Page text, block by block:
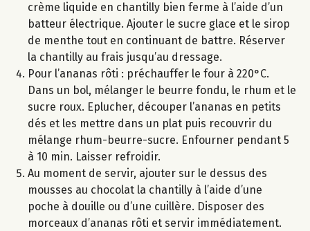
crème liquide en chantilly bien ferme à l’aide d’un
batteur électrique. Ajouter le sucre glace et le sirop
de menthe tout en continuant de battre. Réserver
la chantilly au frais jusqu’au dressage.
Pour l’ananas rôti : préchauffer le four à 220°C.
Dans un bol, mélanger le beurre fondu, le rhum et le
sucre roux. Eplucher, découper l’ananas en petits
dés et les mettre dans un plat puis recouvrir du
mélange rhum-beurre-sucre. Enfourner pendant 5
à 10 min. Laisser refroidir.
Au moment de servir, ajouter sur le dessus des
mousses au chocolat la chantilly à l’aide d’une
poche à douille ou d’une cuillère. Disposer des
morceaux d’ananas rôti et servir immédiatement.